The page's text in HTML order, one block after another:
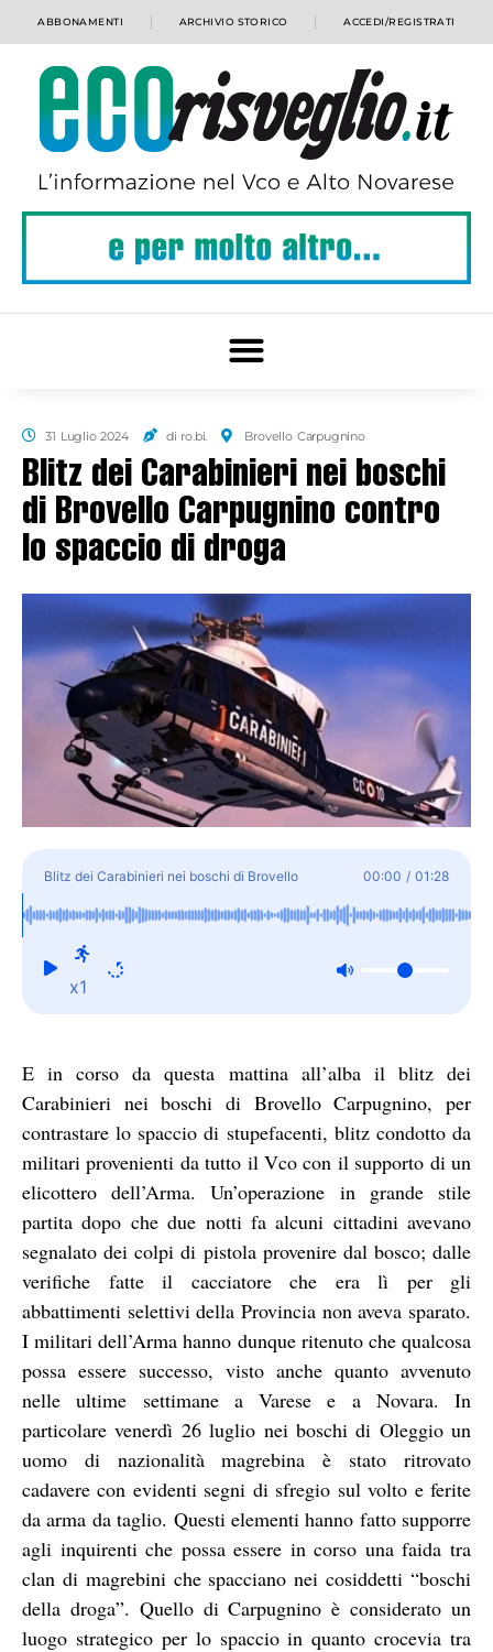
ABBONAMENTI ARCHIVIO STORICO ACCEDI/REGISTRATI
31 Luglio 2024 di ro.bi. Brovello Carpugnino
Blitz dei Carabinieri nei boschi
di Brovello Carpugnino contro
lo spaccio di droga
Blitz dei Carabinieri nei boschi di Brovello
Carpugnino contro lo spaccio di droga
00:00 / 01:28
x1
E in corso da questa mattina all’alba il blitz dei
Carabinieri nei boschi di Brovello Carpugnino, per
contrastare lo spaccio di stupefacenti, blitz condotto da
militari provenienti da tutto il Vco con il supporto di un
elicottero dell’Arma. Un’operazione in grande stile
partita dopo che due notti fa alcuni cittadini avevano
segnalato dei colpi di pistola provenire dal bosco; dalle
verifiche fatte il cacciatore che era lì per gli
abbattimenti selettivi della Provincia non aveva sparato.
I militari dell’Arma hanno dunque ritenuto che qualcosa
possa essere successo, visto anche quanto avvenuto
nelle ultime settimane a Varese e a Novara. In
particolare venerdì 26 luglio nei boschi di Oleggio un
uomo di nazionalità magrebina è stato ritrovato
cadavere con evidenti segni di sfregio sul volto e ferite
da arma da taglio. Questi elementi hanno fatto supporre
agli inquirenti che possa essere in corso una faida tra
clan di magrebini che spacciano nei cosiddetti “boschi
della droga”. Quello di Carpugnino è considerato un
luogo strategico per lo spaccio in quanto crocevia tra